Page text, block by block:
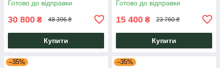
Готово до відправки
30 800 ₴ 48 396 ₴
Купити
Готово до відправки
15 400 ₴ 23 760 ₴
Купити
–35% –35%